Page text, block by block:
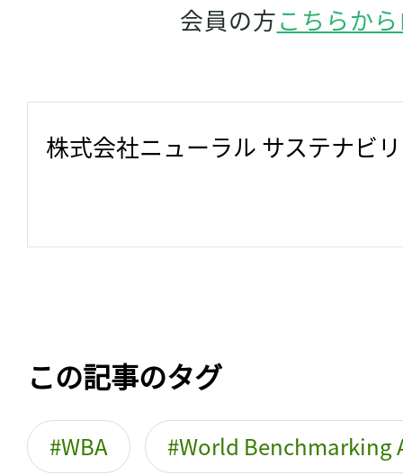
会員の方こちらか
株式会社ニューラル サステナビ
この記事のタグ
WBA World Benchmarking